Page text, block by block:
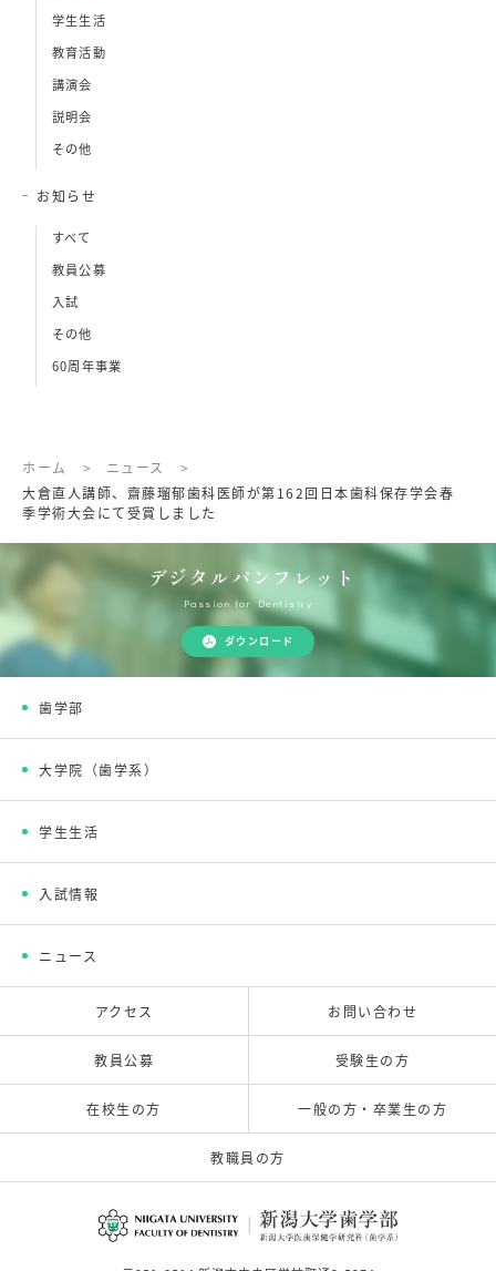
学生生活
教育活動
講演会
説明会
その他
お知らせ
すべて
教員公募
入試
その他
60周年事業
ホーム > ニュース
>
大倉直人講師、齋藤瑠郁歯科医師が第162回日本歯科保存学会春
季学術大会にて受賞しました
デジタルパンフレット
Passion for Dentistry
ダウンロード
歯学部
大学院（歯学系）
学生生活
入試情報
ニュース
アクセス お問い合わせ
教員公募 受験生の方
在校生の方 一般の方・卒業生の方
教職員の方